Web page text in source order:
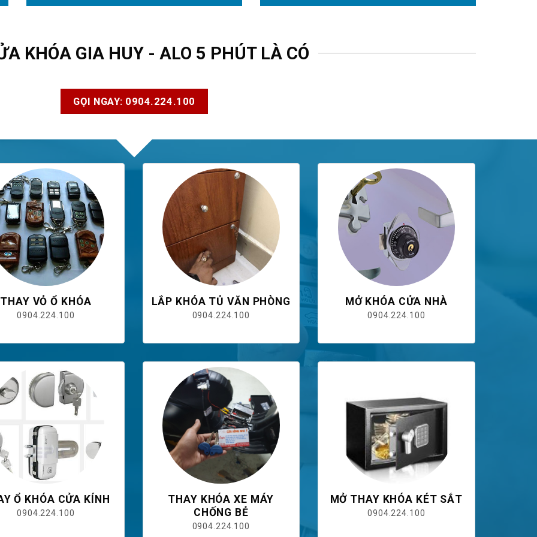
KHÓA GIA HUY - ALO 5 PHÚT LÀ CÓ
GỌI NGAY: 0904.224.100
THAY VỎ Ổ KHÓA
0904.224.100
LẮP KHÓA TỦ VĂN PHÒNG
0904.224.100
MỞ KHÓA CỬA NHÀ
0904.224.100
Ổ KHÓA CỬA KÍNH
0904.224.100
THAY KHÓA XE MÁY
CHỐNG BẺ
0904.224.100
MỞ THAY KHÓA KÉT SẮT
0904.224.100